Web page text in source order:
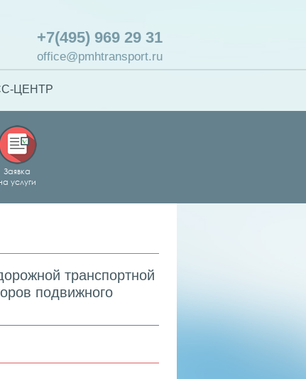
+7(495) 969 29 31
office@pmhtransport.ru
ЦЕНТР
Заявка
услуги
транспортной
подвижного